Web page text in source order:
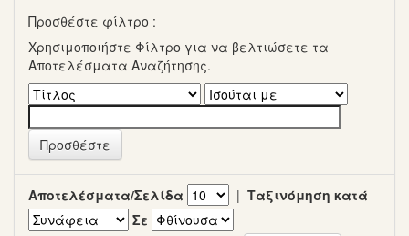
Προσθέστε φίλτρο :
Χρησιμοποιήστε Φίλτρο για να βελτιώσετε τα
Αποτελέσματα Αναζήτησης.
Αποτελέσματα/Σελίδα | Ταξινόμηση κατά
Σε